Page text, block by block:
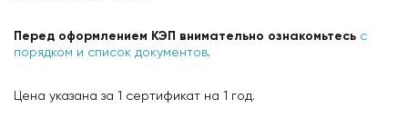
Перед оформлением КЭП внимательно ознакомьтесь с
порядком и список документов.
Цена указана за 1 сертификат на 1 год.